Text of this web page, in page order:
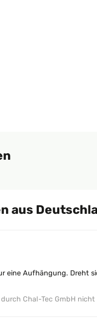
aus
eine Aufhängung. Dreht
Chal-Tec GmbH